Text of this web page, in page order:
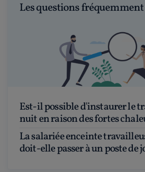
Les questions fréquemment
Est-il possible d'instaurer le travail de
nuit en raison des fortes
La salariée enceinte travailleuse de nuit
doit-elle passer à un poste de